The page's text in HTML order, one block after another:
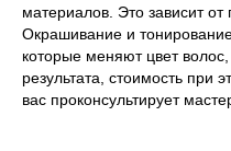
материалов. Это зависит от
Окрашивание и
которые меняют цвет
результата, стоимость при
вас проконсультирует